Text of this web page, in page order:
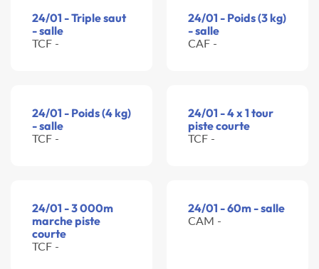
24/01 - Triple saut
- salle
TCF -
24/01 - Poids (3 kg)
- salle
CAF -
24/01 - Poids (4 kg)
- salle
TCF -
24/01 - 4 x 1 tour
piste courte
TCF -
24/01 - 3 000m
marche piste
courte
TCF -
24/01 - 60m - salle
CAM -